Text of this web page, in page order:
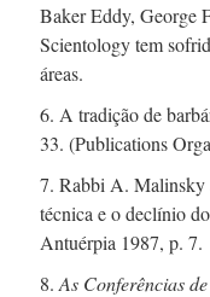
Baker Eddy, George
Scientology tem
áreas.
6. A tradição de
33. (Publications
7. Rabbi A. Malinsky
técnica e o declínio
Antuérpia 1987, p. 7.
8. As Conferências